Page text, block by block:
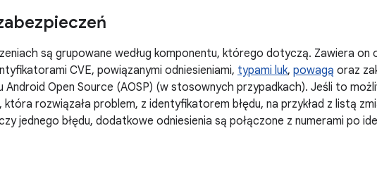
są grupowane według komponentu, którego dotyczą. Zawiera on
CVE, powiązanymi odniesieniami, typami luk, powagą oraz
Android Open Source (AOSP) (w stosownych przypadkach). Jeśli to
która rozwiązała problem, z identyfikatorem błędu, na przykład z listą
jednego błędu, dodatkowe odniesienia są połączone z numerami po